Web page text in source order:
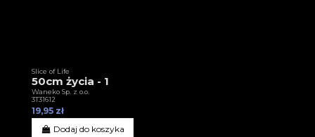
Slice of Life
50cm życia - 1
Waneko Sp. z o.o.
3T31612
19,95 zł
Dodaj do koszyka